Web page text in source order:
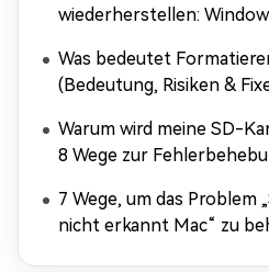
wiederherstellen:
Was bedeutet
(Bedeutung, Risiken &
Warum wird meine SD-
8 Wege zur
7 Wege, um das Problem
nicht erkannt Mac“ zu